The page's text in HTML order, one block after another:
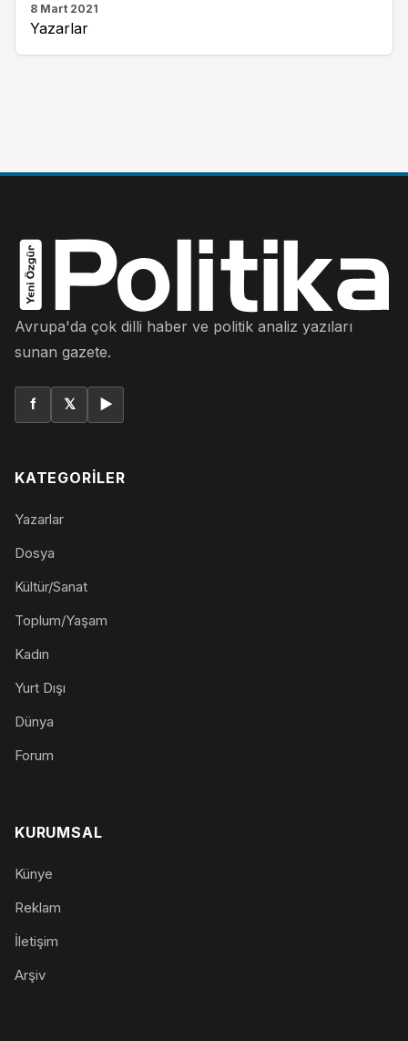
8 Mart 2021
Yazarlar
Avrupa'da çok dilli haber ve politik analiz yazıları
sunan gazete.
f 𝕏 ▶
KATEGORILER
Yazarlar
Dosya
Kültür/Sanat
Toplum/Yaşam
Kadın
Yurt Dışı
Dünya
Forum
KURUMSAL
Künye
Reklam
İletişim
Arşiv